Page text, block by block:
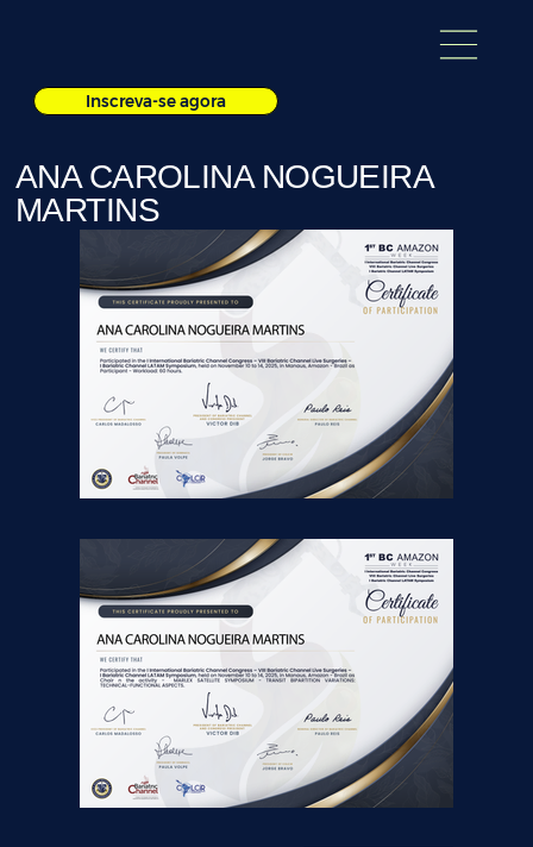
Inscreva-se agora
ANA CAROLINA NOGUEIRA
MARTINS